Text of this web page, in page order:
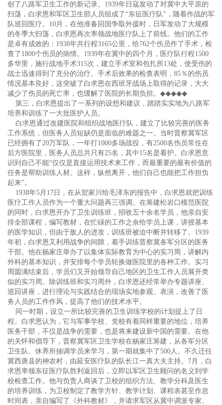
创了八路军卫生工作的新记录。1939年日寇发动了对冀中大平原的
扫荡，白求恩和军区卫生部人员组成了“东征医疗队”，随着作战的军
队巡回医疗。10月，在他准备回国争取外援时，日军发动了大规模
的冬季大扫荡，白求恩再次率领战地医疗队上了前线。他们的工作
是卓有成效的：1938年共行程3165公里，给762个伤员作了手术，检
查了1800个伤员的病情。1939年在冀中的四个月，医疗队行程1500
多华里，施行战地手术315次，建立手术室和包扎所13处，使受伤的
战士迅速得到了充分的治疗。手术后效果的检查表明，85％的伤员
情况基本良好，这突破了白求恩在西班牙战场上取得的记录，大大
减少了伤员的死亡率，也缓解了医院的长期负担。 ◆◆◆◆◆
第三，白求恩提出了一系列的设想和建议，踏踏实实地为八路军
培养和训练了一大批医护人员。
白求恩通过改建医院和组织战地医疗队，建立了比较完善的医务
工作系统，但医务人员短缺仍是面临的难题之一。当时晋察冀军区
已经拥有了20万军队，一年打1000多场战役，有2500名伤员常住在
后方医院里，医务人员总共只有25名，其中15名是看护。白求恩意
识到自己不能“仅仅是直接运用技术来工作，而最重要的最有价值的
任务是帮助训练人材。这样，纵然离开，他们自己也能把工作担负
起来”。
1938年5月17日，在从贺家川给毛泽东的报告中，白求恩就把训练
医疗工作人员作为一个重大问题再三强调。在筹建松岩口模范医院
的同时，白求恩开办了卫生训练班，招收五十余名学员，他亲自安
排全部课程，编写教材，在忙碌的工作之余给学员上课，讲授基本
的医学知识，但由于敌人的进攻，训练班被迫中断并转移了。1939
年初，白求恩又利用战争的间隙，着手训练晋察冀各军分区的医务
干部。他在杨家庄举办了以集体实际教育为中心的实习周，讲解内
外科的基本知识，并安排每个学员轮换做医院里的各种工作。实习
周圆满结束后，学员们又开始领导自己地区的卫生工作人员展开类
似的实习周。除训练班和实习周外，白求恩还经常举办专题讲座、
巡回讲座，进行理论与实践结合的现场实地参观、表演，改善了医
务人员的工作作风，提高了他们的技术水平。
同一时期，设立一所比较完善的卫生训练学校的计划提上了日
程。白求恩认为，它与军事学校、党校有着同样重要的地位，培养
医务干部，不仅是战争的需要，也是将来建设新中国的需要。在他
的关怀和倡导下，晋察冀军区卫生学校在杨家庄筹建，从各军分区
卫生队、休养所抽调学员来学习，第一期就集中了500人。不久迁往
冀西唐县的神农村，由延安医疗队的队长江一真大夫主持。7月，白
求恩率领东征医疗队胜利返回后，立即以军区卫生顾问的名义到学
校检查工作。他与负责人商谈了卫校的组织方法、教学分科及医生
的培养训练，为卫校制定了教学方针、教学计划、课程表甚至作息
时间表，亲自编写了《外科教材》，并请求军区从冀中调派专家、